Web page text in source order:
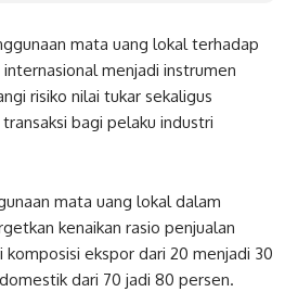
mata uang lokal terhadap
menjadi instrumen
risiko nilai tukar sekaligus
bagi pelaku industri
mata uang lokal dalam
kenaikan rasio penjualan
ekspor dari 20 menjadi 30
dari 70 jadi 80 persen.